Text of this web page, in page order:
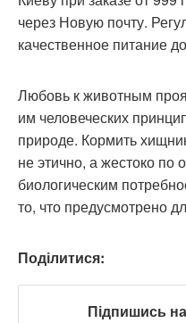
через Новую почту.
качественное питание
Любовь к животным
им человеческих
природе. Кормить
не этично, а жестоко по
биологическим
то, что предусмотрено
Поділитися:
Підпишись